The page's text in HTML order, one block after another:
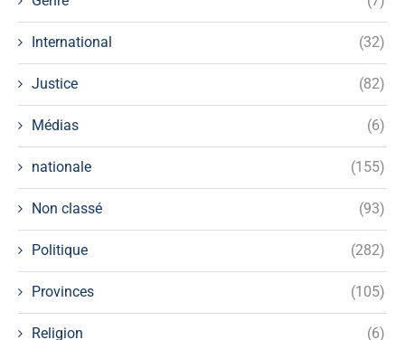
International (32)
Justice (82)
Médias (6)
nationale (155)
Non classé (93)
Politique (282)
Provinces (105)
Religion (6)